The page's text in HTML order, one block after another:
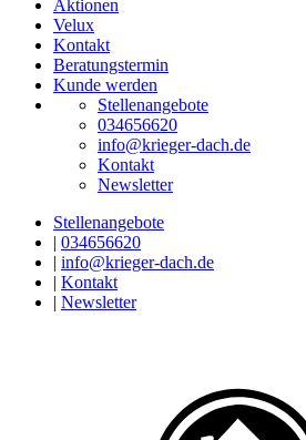
Aktionen
Velux
Kontakt
Beratungstermin
Kunde werden
Stellenangebote
034656620
info@krieger-dach.de
Kontakt
Newsletter
Stellenangebote
| 034656620
| info@krieger-dach.de
| Kontakt
| Newsletter